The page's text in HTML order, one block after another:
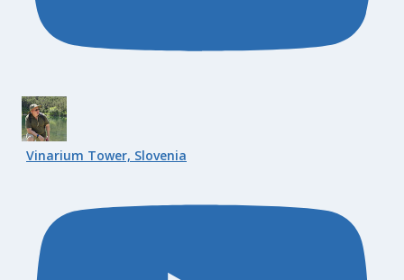
Vinarium Tower, Slovenia